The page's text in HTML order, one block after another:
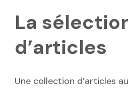
La
d’articles
Une collection d’articles